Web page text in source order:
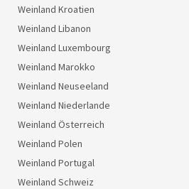
Weinland Kroatien
Weinland Libanon
Weinland Luxembourg
Weinland Marokko
Weinland Neuseeland
Weinland Niederlande
Weinland Österreich
Weinland Polen
Weinland Portugal
Weinland Schweiz